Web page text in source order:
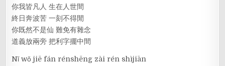
你我皆凡人 生在人世間
終日奔波苦 一刻不得閒
你既然不是仙 難免有雜念
道義放兩旁 把利字擺中間
Nǐ wǒ jiē fán rénshēng zài rén shìjiān